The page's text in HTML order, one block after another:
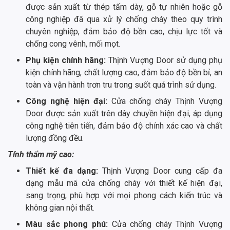
được sản xuất từ thép tấm dày, gỗ tự nhiên hoặc gỗ
công nghiệp đã qua xử lý chống cháy theo quy trình
chuyên nghiệp, đảm bảo độ bền cao, chịu lực tốt và
chống cong vênh, mối mọt.
Phụ kiện chính hãng: Thịnh Vượng Door sử dụng phụ
kiện chính hãng, chất lượng cao, đảm bảo độ bền bỉ, an
toàn và vận hành trơn tru trong suốt quá trình sử dụng.
Công nghệ hiện đại: Cửa chống cháy Thịnh Vượng
Door được sản xuất trên dây chuyền hiện đại, áp dụng
công nghệ tiên tiến, đảm bảo độ chính xác cao và chất
lượng đồng đều.
Tính thẩm mỹ cao:
Thiết kế đa dạng: Thịnh Vượng Door cung cấp đa
dạng mẫu mã cửa chống cháy với thiết kế hiện đại,
sang trọng, phù hợp với mọi phong cách kiến trúc và
không gian nội thất.
Màu sắc phong phú: Cửa chống cháy Thịnh Vượng